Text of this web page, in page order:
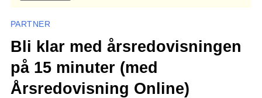
PARTNER
Bli klar med årsredovisningen
på 15 minuter (med
Årsredovisning Online)